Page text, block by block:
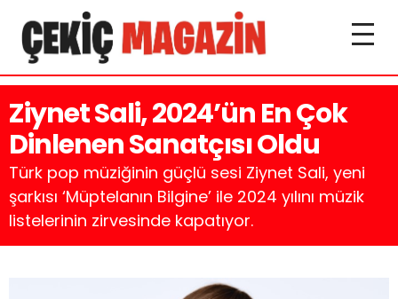
Ziynet Sali, 2024’ün En Çok
Dinlenen Sanatçısı Oldu
Türk pop müziğinin güçlü sesi Ziynet Sali, yeni
şarkısı ‘Müptelanın Bilgine’ ile 2024 yılını müzik
listelerinin zirvesinde kapatıyor.